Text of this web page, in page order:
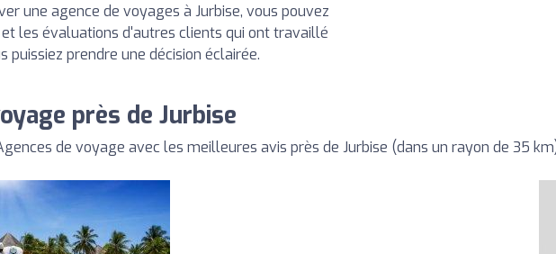
une agence de voyages à Jurbise, vous pouvez
les évaluations d'autres clients qui ont travaillé
puissiez prendre une décision éclairée.
près de Jurbise
de voyage avec les meilleures avis près de Jurbise (dans un rayon de 35